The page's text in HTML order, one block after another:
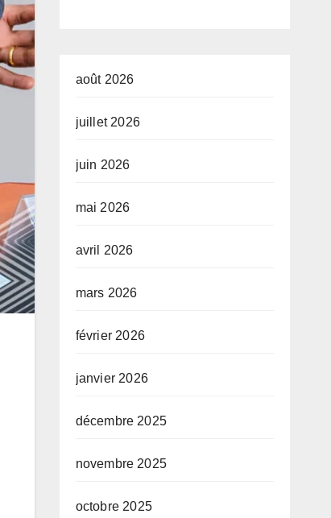
août 2026
juillet 2026
juin 2026
mai 2026
avril 2026
mars 2026
février 2026
janvier 2026
décembre 2025
novembre 2025
octobre 2025